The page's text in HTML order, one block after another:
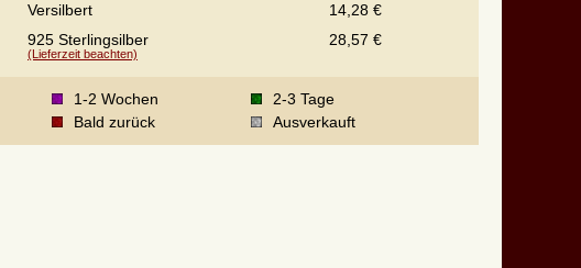
Versilbert
14,28 €
925 Sterlingsilber
(Lieferzeit beachten)
28,57 €
1-2 Wochen
2-3 Tage
Bald zurück Ausverkauft